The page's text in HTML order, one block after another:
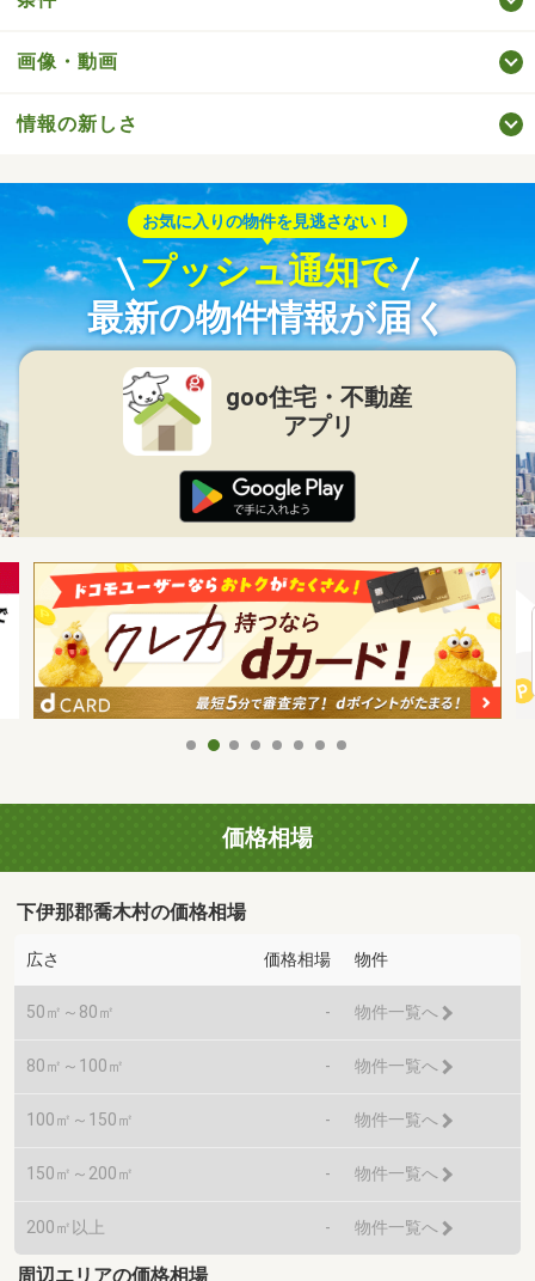
画像・動画
情報の新しさ
お気に入りの物件を見逃さない！
プッシュ通知で
最新の物件情報が届く
goo住宅・不動産
アプリ
価格相場
下伊那郡喬木村の価格相場
広さ 価格相場 物件
50㎡～80㎡ - 物件一覧へ
80㎡～100㎡ - 物件一覧へ
100㎡～150㎡ - 物件一覧へ
150㎡～200㎡ - 物件一覧へ
200㎡以上 - 物件一覧へ
周辺エリアの価格相場